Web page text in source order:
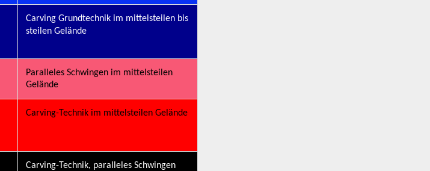
Carving Grundtechnik im mittelsteilen bis
steilen Gelände
Paralleles Schwingen im mittelsteilen
Gelände
Carving-Technik im mittelsteilen Gelände
Carving-Technik, paralleles Schwingen